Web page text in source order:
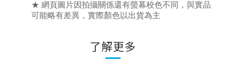
★ 網頁圖片因拍攝關係還有螢幕校色不同，與實品
可能略有差異，實際顏色以出貨為主
了解更多